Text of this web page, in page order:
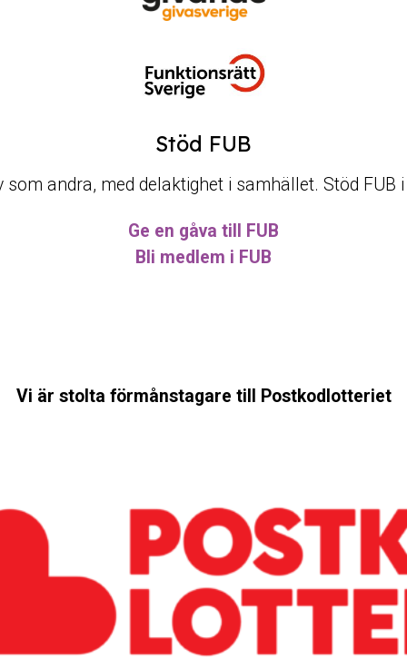
Stöd FUB
som andra, med delaktighet i samhället. Stöd FUB
Ge en gåva till FUB
Bli medlem i FUB
Vi är stolta förmånstagare till Postkodlotteriet